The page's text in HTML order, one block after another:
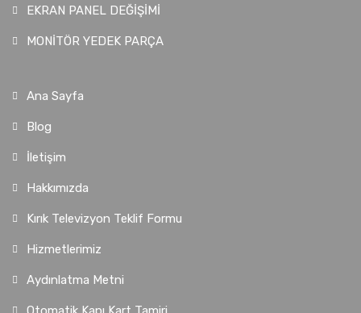
EKRAN PANEL DEĞİŞİMİ
MONİTÖR YEDEK PARÇA
Ana Sayfa
Blog
İletişim
Hakkımızda
Kırık Televizyon Teklif Formu
Hizmetlerimiz
Aydınlatma Metni